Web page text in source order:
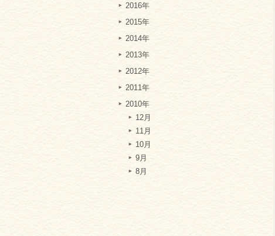
2016年
2015年
2014年
2013年
2012年
2011年
2010年
12月
11月
10月
9月
8月